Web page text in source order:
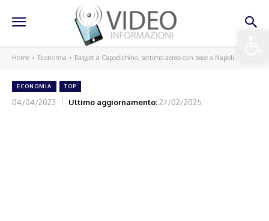
Home Economia EasyJet a Capodichino, settimo aereo con base a Napoli
ECONOMIA TOP
04/04/2023 Ultimo aggiornamento:27/02/2025